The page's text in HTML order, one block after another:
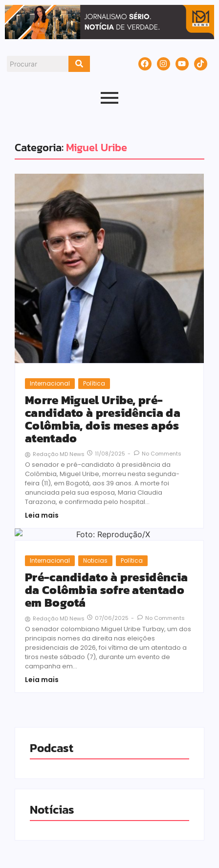
Categoria:Miguel Uribe
Internacional Política
Morre Miguel Uribe, pré-
candidato à presidência da
Colômbia, dois meses após
atentado
Redação MD News 11/08/2025 - No Comments
O senador e pré-candidato à presidência da
Colômbia, Miguel Uribe, morreu nesta segunda-
feira (11), em Bogotá, aos 39 anos. A morte foi
anunciada pela sua esposa, Maria Claudia
Tarazona, e confirmada pelo hospital...
Leia mais
Internacional Noticias Política
Pré-candidato à presidência
da Colômbia sofre atentado
em Bogotá
Redação MD News 07/06/2025 - No Comments
O senador colombiano Miguel Uribe Turbay, um dos
principais nomes da direita nas eleições
presidenciais de 2026, foi vítima de um atentado a
tiros neste sábado (7), durante um evento de
campanha em...
Leia mais
Podcast
Notícias